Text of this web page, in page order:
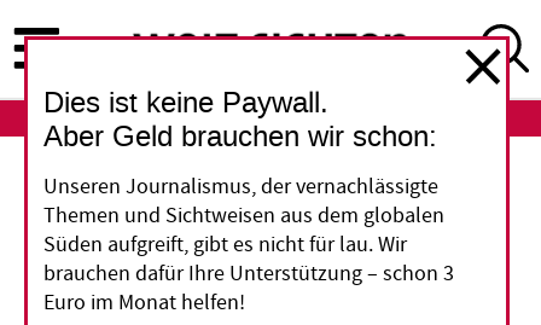
zum
Inhalt
ABO
Israel-Palästina
Die Siedler dringen
weiter vor
Dies ist keine Paywall.
Aber Geld brauchen wir schon:
Unseren Journalismus, der vernachlässigte
Themen und Sichtweisen aus dem globalen
Süden aufgreift, gibt es nicht für lau. Wir
brauchen dafür Ihre Unterstützung – schon 3
Euro im Monat helfen!